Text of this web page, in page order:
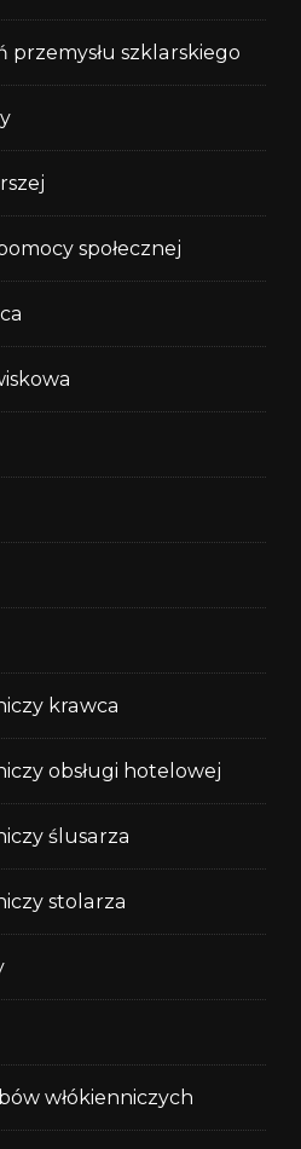
szklarskiego
społecznej
krawca
obsługi hotelowej
ślusarza
stolarza
włókienniczych